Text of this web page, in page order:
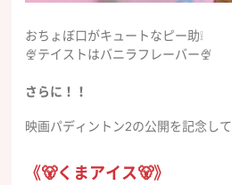
おちょぼ口がキュートなピー助❕
🍨テイストはバニラフレーバー🍨
さらに！！
映画パディントン2の公開を記念して
《🐻くまアイス🐻》